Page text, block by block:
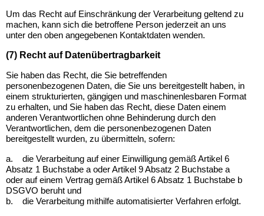
Um das Recht auf Einschränkung der Verarbeitung geltend zu
machen, kann sich die betroffene Person jederzeit an uns
unter den oben angegebenen Kontaktdaten wenden.
(7) Recht auf Datenübertragbarkeit
Sie haben das Recht, die Sie betreffenden
personenbezogenen Daten, die Sie uns bereitgestellt haben, in
einem strukturierten, gängigen und maschinenlesbaren Format
zu erhalten, und Sie haben das Recht, diese Daten einem
anderen Verantwortlichen ohne Behinderung durch den
Verantwortlichen, dem die personenbezogenen Daten
bereitgestellt wurden, zu übermitteln, sofern:
a. die Verarbeitung auf einer Einwilligung gemäß Artikel 6
Absatz 1 Buchstabe a oder Artikel 9 Absatz 2 Buchstabe a
oder auf einem Vertrag gemäß Artikel 6 Absatz 1 Buchstabe b
DSGVO beruht und
b. die Verarbeitung mithilfe automatisierter Verfahren erfolgt.